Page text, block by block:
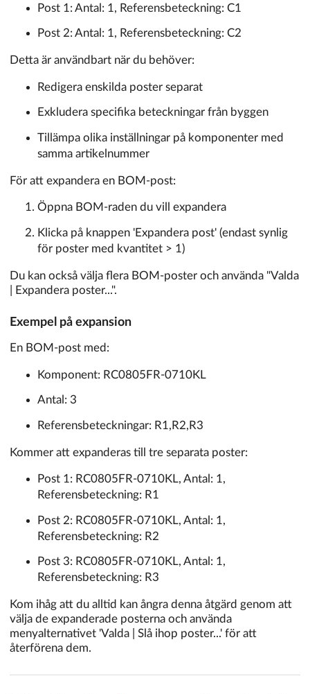
Post 1: Antal: 1, Referensbeteckning: C1
Post 2: Antal: 1, Referensbeteckning: C2
Detta är användbart när du behöver:
Redigera enskilda poster separat
Exkludera specifika beteckningar från byggen
Tillämpa olika inställningar på komponenter med
samma artikelnummer
För att expandera en BOM-post:
Öppna BOM-raden du vill expandera
Klicka på knappen 'Expandera post' (endast synlig
för poster med kvantitet > 1)
Du kan också välja flera BOM-poster och använda "Valda
| Expandera poster...".
Exempel på expansion
En BOM-post med:
Komponent: RC0805FR-0710KL
Antal: 3
Referensbeteckningar: R1,R2,R3
Kommer att expanderas till tre separata poster:
Post 1: RC0805FR-0710KL, Antal: 1,
Referensbeteckning: R1
Post 2: RC0805FR-0710KL, Antal: 1,
Referensbeteckning: R2
Post 3: RC0805FR-0710KL, Antal: 1,
Referensbeteckning: R3
Kom ihåg att du alltid kan ångra denna åtgärd genom att
välja de expanderade posterna och använda
menyalternativet 'Valda | Slå ihop poster...' för att
återförena dem.